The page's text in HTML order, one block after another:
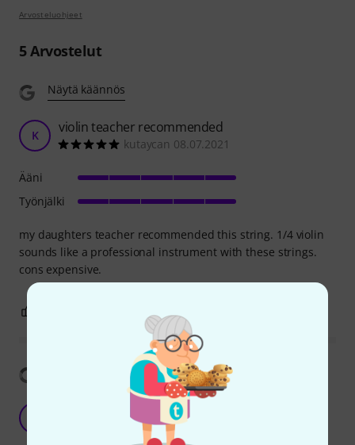
Arvosteluohjeet
5Arvostelut
Näytä käännös
K violin teacher recommended
kutaycan 08.07.2021
my daughters teacher recommended this string. 1/4 violin
sounds like a professional instrument with these strings.
cons expensive.
Ääni
Työnjälki
Thomastik Dominant Violin 1/4 medium
pawela 08.07.2017